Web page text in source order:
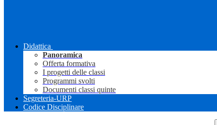
Didattica
Panoramica
Offerta formativa
I progetti delle classi
Programmi svolti
Documenti classi quinte
Segreteria-URP
Codice Disciplinare